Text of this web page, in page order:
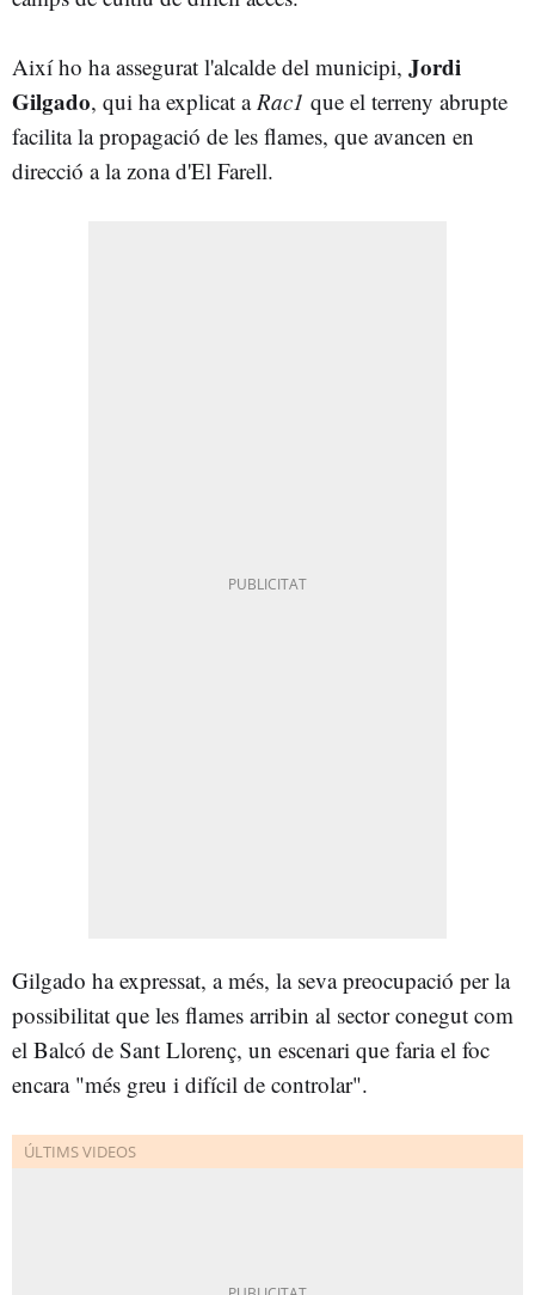
Així ho ha assegurat l'alcalde del municipi, Jordi
Gilgado, qui ha explicat a Rac1 que el terreny abrupte
facilita la propagació de les flames, que avancen en
direcció a la zona d'El Farell.
Gilgado ha expressat, a més, la seva preocupació per la
possibilitat que les flames arribin al sector conegut com
el Balcó de Sant Llorenç, un escenari que faria el foc
encara "més greu i difícil de controlar".